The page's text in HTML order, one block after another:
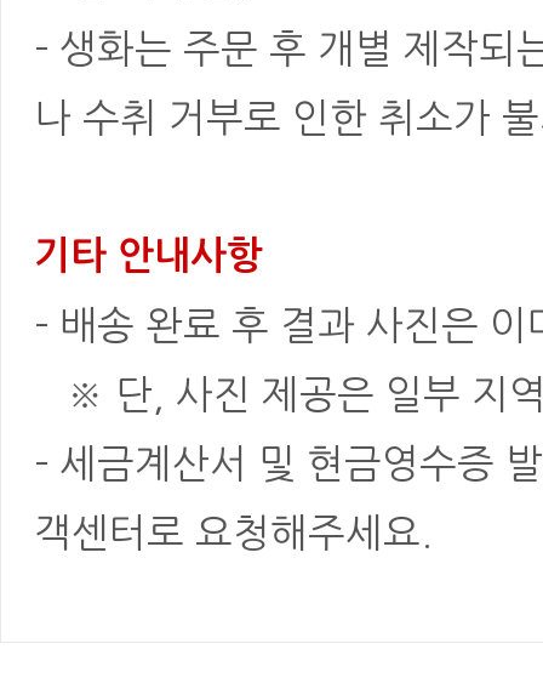
- 생화는 주문 후 개별 제작되
나 수취 거부로 인한 취소가
기타 안내사항
- 배송 완료 후 결과 사진은
※ 단, 사진 제공은 일부 지
- 세금계산서 및 현금영수증
객센터로 요청해주세요.